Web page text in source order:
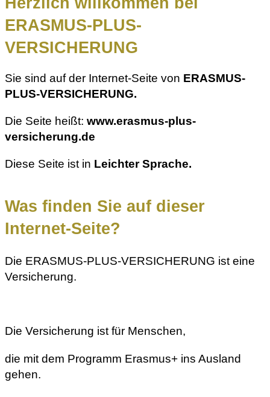
ERASMUS-PLUS-
VERSICHERUNG
Sie sind auf der Internet-Seite von ERASMUS-
PLUS-VERSICHERUNG.
Die Seite heißt: www.erasmus-plus-
versicherung.de
Diese Seite ist in Leichter Sprache.
Was finden Sie auf dieser
Internet-Seite?
Die ERASMUS-PLUS-VERSICHERUNG ist eine
Versicherung.
Die Versicherung ist für Menschen,
die mit dem Programm Erasmus+ ins Ausland
gehen.